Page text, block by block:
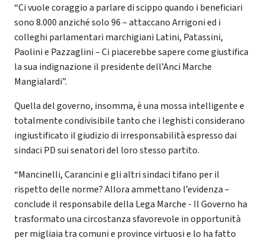
“Ci vuole coraggio a parlare di scippo quando i beneficiari
sono 8.000 anziché solo 96 – attaccano Arrigoni ed i
colleghi parlamentari marchigiani Latini, Patassini,
Paolini e Pazzaglini – Ci piacerebbe sapere come giustifica
la sua indignazione il presidente dell’Anci Marche
Mangialardi”.
Quella del governo, insomma, è una mossa intelligente e
totalmente condivisibile tanto che i leghisti considerano
ingiustificato il giudizio di irresponsabilità espresso dai
sindaci PD sui senatori del loro stesso partito.
“Mancinelli, Carancini e gli altri sindaci tifano per il
rispetto delle norme? Allora ammettano l’evidenza –
conclude il responsabile della Lega Marche - Il Governo ha
trasformato una circostanza sfavorevole in opportunità
per migliaia tra comuni e province virtuosi e lo ha fatto